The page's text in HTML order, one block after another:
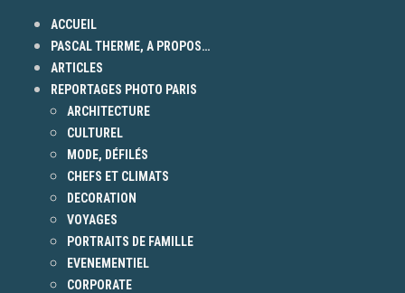
ACCUEIL
PASCAL THERME, A PROPOS…
ARTICLES
REPORTAGES PHOTO PARIS
ARCHITECTURE
CULTUREL
MODE, DÉFILÉS
CHEFS ET CLIMATS
DECORATION
VOYAGES
PORTRAITS DE FAMILLE
EVENEMENTIEL
CORPORATE